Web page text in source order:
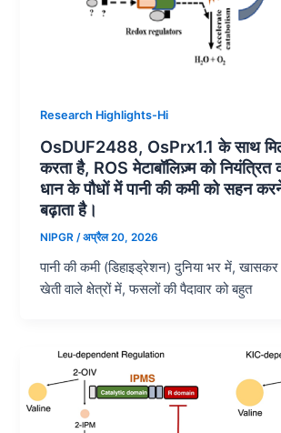
Research Highlights-Hi
OsDUF2488, OsPrx1.1 के साथ
करता है, ROS मेटाबॉलिज़्म को
धान के पौधों में पानी की कमी को सहन
बढ़ाता है।
NIPGR /अप्रैल 20, 2026
पानी की कमी (डिहाइड्रेशन) दुनिया भर में, खासकर
खेती वाले क्षेत्रों में, फसलों की पैदावार को बहुत